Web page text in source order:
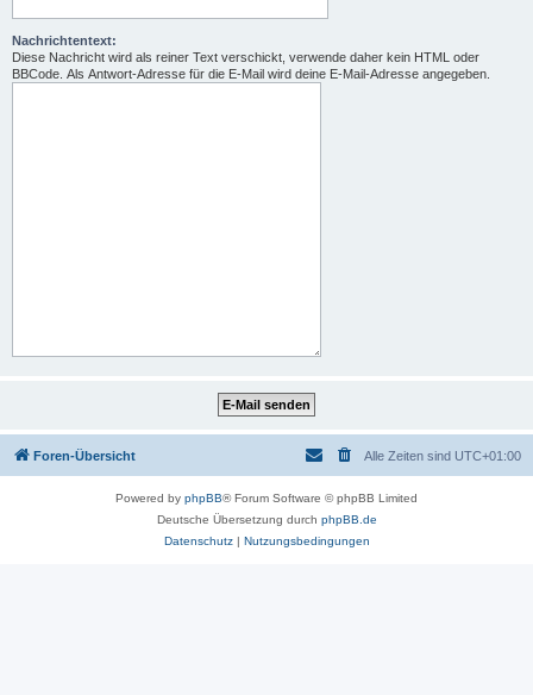
Nachrichtentext:
Diese Nachricht wird als reiner Text verschickt, verwende daher kein HTML oder
BBCode. Als Antwort-Adresse für die E-Mail wird deine E-Mail-Adresse angegeben.
Foren-Übersicht Alle Zeiten sind UTC+01:00
Powered by phpBB® Forum Software © phpBB Limited
Deutsche Übersetzung durch phpBB.de
Datenschutz| Nutzungsbedingungen